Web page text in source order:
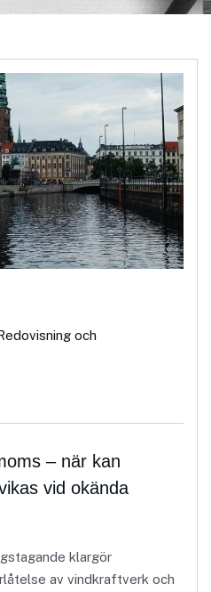
och
– när kan
vid okända
klargör
av vindkraftverk och